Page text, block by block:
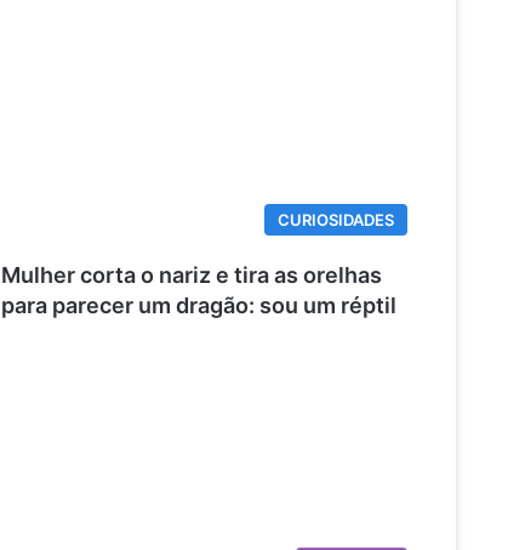
CURIOSIDADES
Mulher corta o nariz e tira as orelhas
para parecer um dragão: sou um réptil